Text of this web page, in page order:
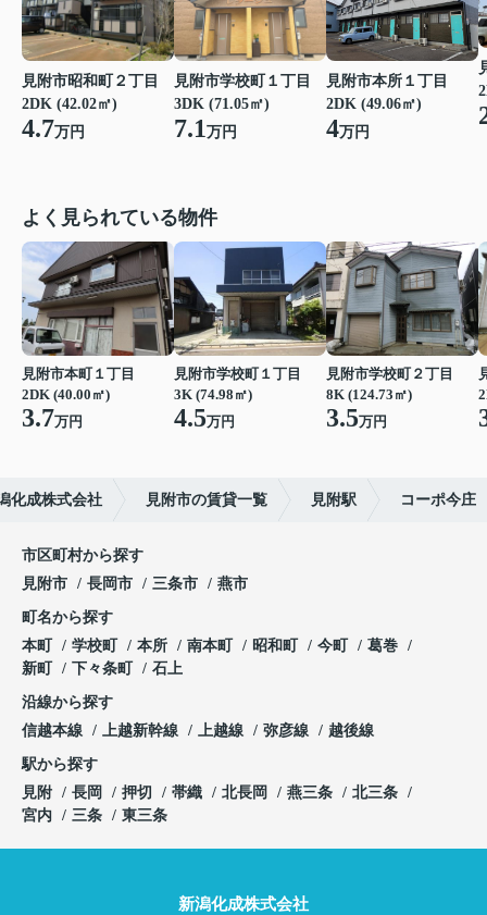
見附市昭和町２丁目
2DK (42.02㎡)
4.7万円
見附市学校町１丁目
3DK (71.05㎡)
7.1万円
見附市本所１丁目
2DK (49.06㎡)
4万円
よく見られている物件
見附市本町１丁目
2DK (40.00㎡)
3.7万円
見附市学校町１丁目
3K (74.98㎡)
4.5万円
見附市学校町２丁目
8K (124.73㎡)
3.5万円
化成株式会社 見附市の賃貸一覧 見附駅 コーポ今庄
市区町村から探す
見附市
長岡市 三条市 燕市
町名から探す
本町
学校町 本所 南本町 昭和町 今町
葛巻
新町
下々条町 石上
沿線から探す
信越本線
上越新幹線 上越線 弥彦線 越後線
駅から探す
見附
長岡 押切 帯織 北長岡 燕三条
北三条
宮内
三条 東三条
新潟化成株式会社